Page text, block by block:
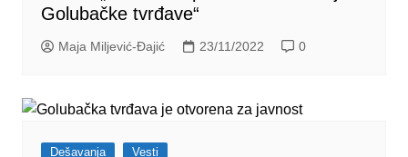
Golubačke tvrđave“
Maja Miljević-Đajić 23/11/2022 0
Dešavanja Vesti